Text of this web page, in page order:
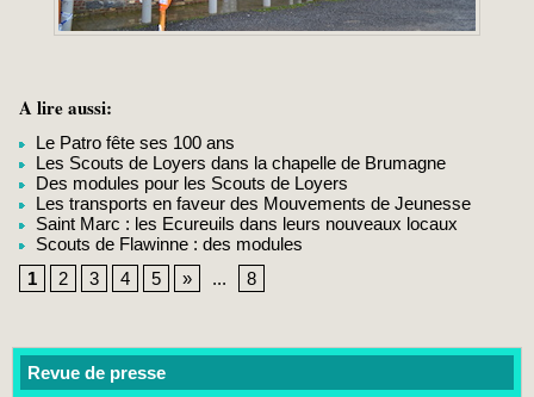
A lire aussi:
Le Patro fête ses 100 ans
Les Scouts de Loyers dans la chapelle de Brumagne
Des modules pour les Scouts de Loyers
Les transports en faveur des Mouvements de Jeunesse
Saint Marc : les Ecureuils dans leurs nouveaux locaux
Scouts de Flawinne : des modules
1
2 3 4 5 » ... 8
Revue de presse